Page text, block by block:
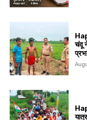
चंदू